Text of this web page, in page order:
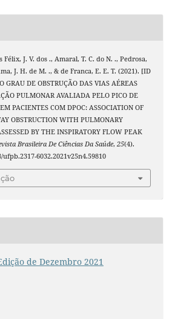
Félix, J. V. dos ., Amaral, T. C. do N. ., Pedrosa,
J. H. de M. ., & de Franca, E. E. T. (2021). [ID
GRAU DE OBSTRUÇÃO DAS VIAS AÉREAS
PULMONAR AVALIADA PELO PICO DE
PACIENTES COM DPOC: ASSOCIATION OF
OBSTRUCTION WITH PULMONARY
BY THE INSPIRATORY FLOW PEAK
Brasileira De Ciências Da Saúde, 25(4).
6032.2021v25n4.59810
de Dezembro 2021